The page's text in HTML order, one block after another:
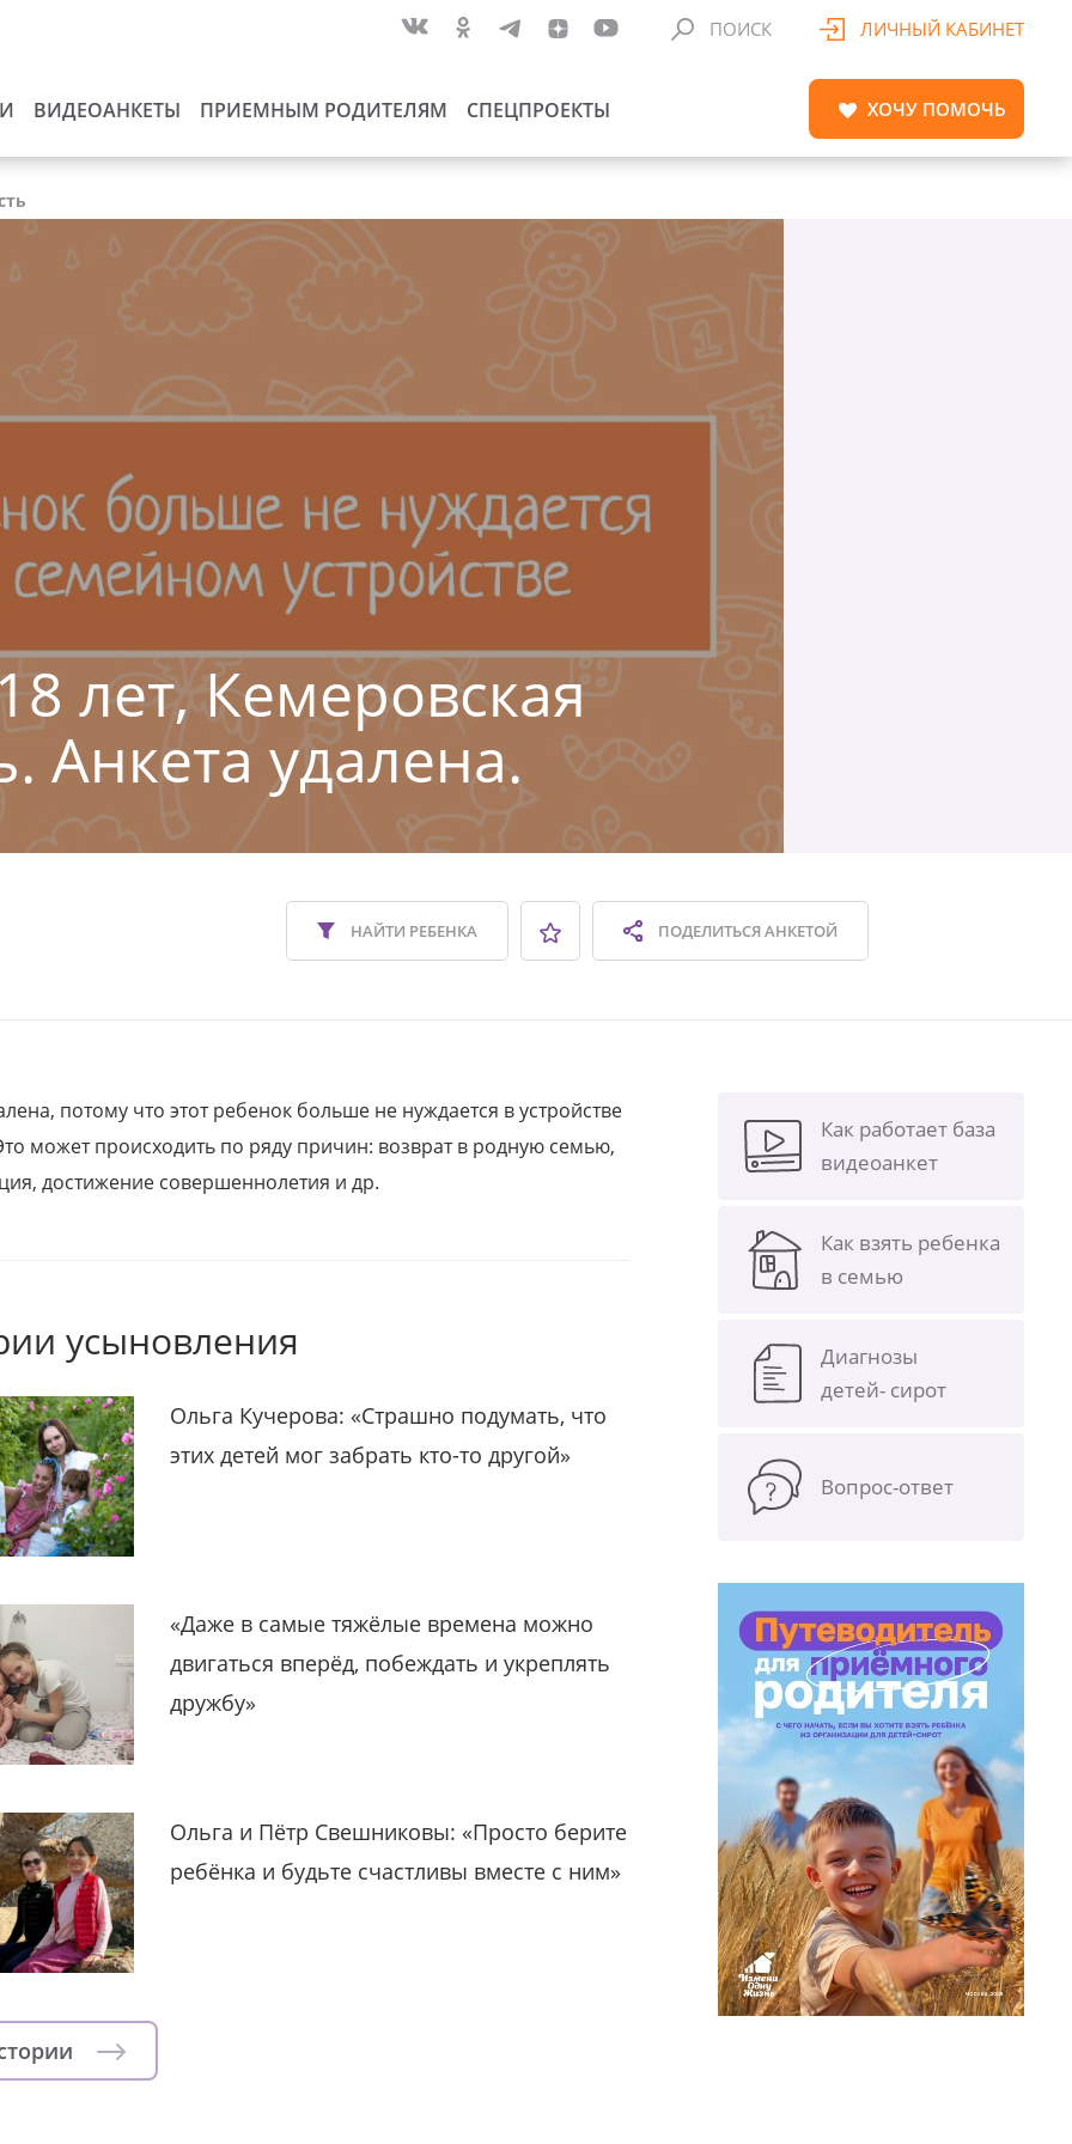
ВИДЕОАНКЕТЫ ПРИЕМНЫМ РОДИТЕЛЯМ СПЕЦПРОЕКТЫ
ПОИСК ЛИЧНЫЙ КАБИНЕТ
ХОЧУ ПОМОЧЬ
лет, Кемеровская
Анкета удалена.
ПОДЕЛИТЬСЯАНКЕТОЙ
НАЙТИ РЕБЕНКА
потому что этот ребенок больше не нуждается в устройстве
может происходить по ряду причин: возврат в родную семью,
достижение совершеннолетия и др.
усыновления
Ольга Кучерова: «Страшно подумать, что
этих детей мог забрать кто-то другой»
«Даже в самые тяжёлые времена можно
двигаться вперёд, побеждать и укреплять
дружбу»
Ольга и Пётр Свешниковы: «Просто берите
ребёнка и будьте счастливы вместе с ним»
Как работает база
видеоанкет
Как взять ребенка
в семью
Диагнозы
детей- сирот
Вопрос-ответ